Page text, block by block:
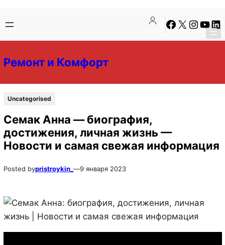
содержимому
содержимому
Facebook
X Instagram
Ремонт и Комфорт
Uncategorised
Семак Анна — биография,
достижения, личная жизнь —
Новости и самая свежая информация
Posted bypristroykin_ —9 января 2023